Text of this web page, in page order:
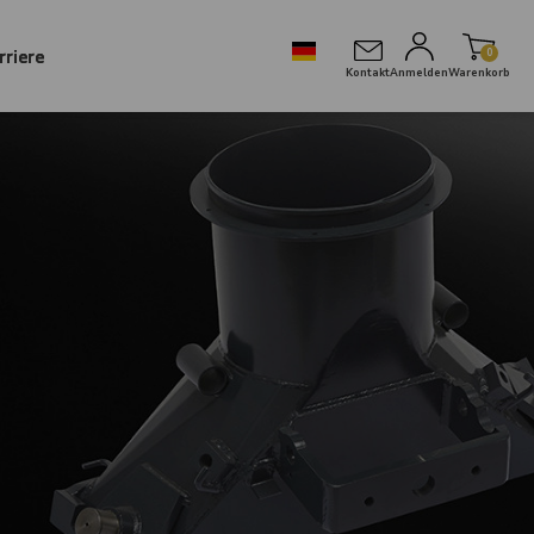
KontaktAnmelden
0
Warenkorb